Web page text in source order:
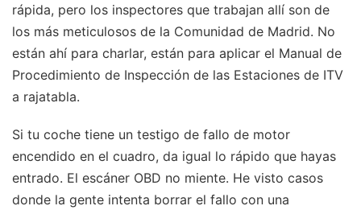
rápida, pero los inspectores que trabajan allí son de
los más meticulosos de la Comunidad de Madrid. No
están ahí para charlar, están para aplicar el Manual de
Procedimiento de Inspección de las Estaciones de ITV
a rajatabla.
Si tu coche tiene un testigo de fallo de motor
encendido en el cuadro, da igual lo rápido que hayas
entrado. El escáner OBD no miente. He visto casos
donde la gente intenta borrar el fallo con una